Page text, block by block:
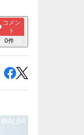
コメン
ト
0件